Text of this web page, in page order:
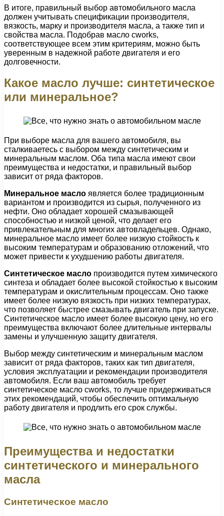
В итоге, правильный выбор автомобильного масла
должен учитывать спецификации производителя,
вязкость, марку и производителя масла, а также тип и
свойства масла. Подобрав масло cworks,
соответствующее всем этим критериям, можно быть
уверенным в надежной работе двигателя и его
долговечности.
Какое масло лучше: синтетическое
или минеральное?
При выборе масла для вашего автомобиля, вы
сталкиваетесь с выбором между синтетическим и
минеральным маслом. Оба типа масла имеют свои
преимущества и недостатки, и правильный выбор
зависит от ряда факторов.
Минеральное масло является более традиционным
вариантом и производится из сырья, полученного из
нефти. Оно обладает хорошей смазывающей
способностью и низкой ценой, что делает его
привлекательным для многих автовладельцев. Однако,
минеральное масло имеет более низкую стойкость к
высоким температурам и образованию отложений, что
может привести к ухудшению работы двигателя.
Синтетическое масло производится путем химического
синтеза и обладает более высокой стойкостью к высоким
температурам и окислительным процессам. Оно также
имеет более низкую вязкость при низких температурах,
что позволяет быстрее смазывать двигатель при запуске.
Синтетическое масло имеет более высокую цену, но его
преимущества включают более длительные интервалы
замены и улучшенную защиту двигателя.
Выбор между синтетическим и минеральным маслом
зависит от ряда факторов, таких как тип двигателя,
условия эксплуатации и рекомендации производителя
автомобиля. Если ваш автомобиль требует
синтетическое масло cworks, то лучше придерживаться
этих рекомендаций, чтобы обеспечить оптимальную
работу двигателя и продлить его срок службы.
Преимущества и недостатки
синтетического и минерального
масла
Синтетическое масло